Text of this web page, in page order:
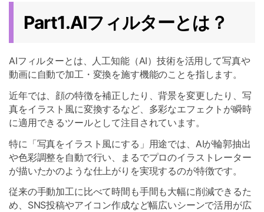
Part1.AIフィルターとは？
AIフィルターとは、人工知能（AI）技術を活用して写真や
動画に自動で加工・変換を施す機能のことを指します。
近年では、顔の特徴を補正したり、背景を変更したり、写
真をイラスト風に変換するなど、多彩なエフェクトが瞬時
に適用できるツールとして注目されています。
特に「写真をイラスト風にする」用途では、AIが輪郭抽出
や色彩調整を自動で行い、まるでプロのイラストレーター
が描いたかのような仕上がりを実現するのが特徴です。
従来の手動加工に比べて時間も手間も大幅に削減できるた
め、SNS投稿やアイコン作成など幅広いシーンで活用が広